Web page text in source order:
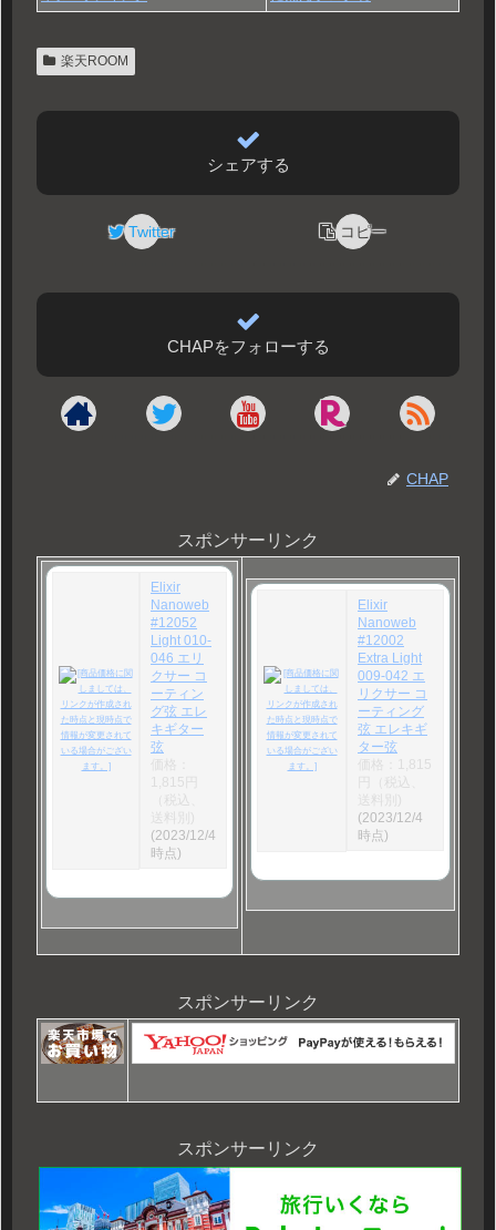
楽天ROOM
シェアする
Twitter コピー
CHAPをフォローする
CHAP
スポンサーリンク
Elixir
Nanoweb
#12052
Light 010-
046 エリ
クサー コ
ーティン
グ弦 エレ
キギター
弦
価格：
1,815円
（税込、
(2023/12/4
時点)
Elixir
Nanoweb
#12002
Extra Light
009-042 エ
リクサー コ
ーティング
弦 エレキギ
ター弦
価格：1,815
円（税込、
(2023/12/4
時点)
スポンサーリンク
スポンサーリンク